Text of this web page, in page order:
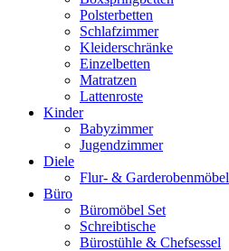
Polsterbetten
Schlafzimmer
Kleiderschränke
Einzelbetten
Matratzen
Lattenroste
Kinder
Babyzimmer
Jugendzimmer
Diele
Flur- & Garderobenmöbel
Büro
Büromöbel Set
Schreibtische
Bürostühle & Chefsessel